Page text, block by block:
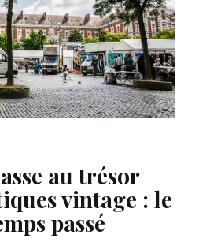
au trésor
vintage : le
passé